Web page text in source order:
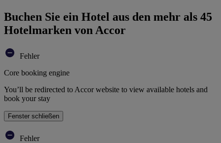
Buchen Sie ein Hotel aus den mehr als 45
Hotelmarken von Accor
Fehler
Core booking engine
You’ll be redirected to Accor website to view available hotels and
book your stay
Fenster schließen
Fehler